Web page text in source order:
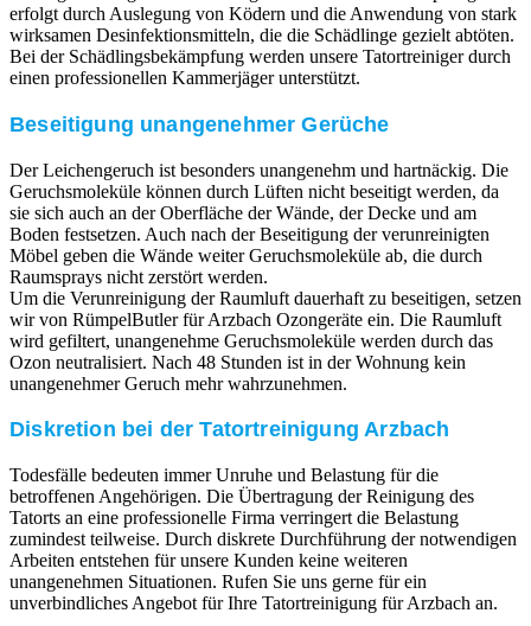
erfolgt durch Auslegung von Ködern und die Anwendung von stark
wirksamen Desinfektionsmitteln, die die Schädlinge gezielt abtöten.
Bei der Schädlingsbekämpfung werden unsere Tatortreiniger durch
einen professionellen Kammerjäger unterstützt.
Beseitigung unangenehmer Gerüche
Der Leichengeruch ist besonders unangenehm und hartnäckig. Die
Geruchsmoleküle können durch Lüften nicht beseitigt werden, da
sie sich auch an der Oberfläche der Wände, der Decke und am
Boden festsetzen. Auch nach der Beseitigung der verunreinigten
Möbel geben die Wände weiter Geruchsmoleküle ab, die durch
Raumsprays nicht zerstört werden.
Um die Verunreinigung der Raumluft dauerhaft zu beseitigen, setzen
wir von RümpelButler für Arzbach Ozongeräte ein. Die Raumluft
wird gefiltert, unangenehme Geruchsmoleküle werden durch das
Ozon neutralisiert. Nach 48 Stunden ist in der Wohnung kein
unangenehmer Geruch mehr wahrzunehmen.
Diskretion bei der Tatortreinigung Arzbach
Todesfälle bedeuten immer Unruhe und Belastung für die
betroffenen Angehörigen. Die Übertragung der Reinigung des
Tatorts an eine professionelle Firma verringert die Belastung
zumindest teilweise. Durch diskrete Durchführung der notwendigen
Arbeiten entstehen für unsere Kunden keine weiteren
unangenehmen Situationen. Rufen Sie uns gerne für ein
unverbindliches Angebot für Ihre Tatortreinigung für Arzbach an.